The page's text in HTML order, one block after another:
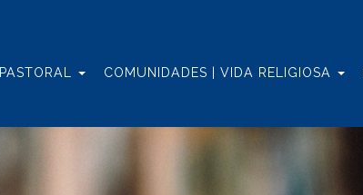
PASTORAL COMUNIDADES | VIDA RELIGIOSA